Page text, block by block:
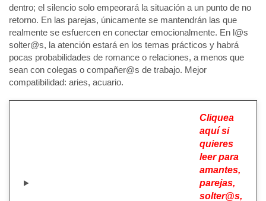
dentro; el silencio solo empeorará la situación a un punto de no
retorno. En las parejas, únicamente se mantendrán las que
realmente se esfuercen en conectar emocionalmente. En l@s
solter@s, la atención estará en los temas prácticos y habrá
pocas probabilidades de romance o relaciones, a menos que
sean con colegas o compañer@s de trabajo. Mejor
compatibilidad: aries, acuario.
Cliquea
aquí si
quieres
leer para
amantes,
parejas,
solter@s,